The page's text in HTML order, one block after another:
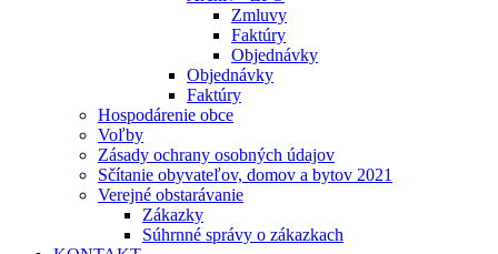
Zmluvy
Faktúry
Objednávky
Objednávky
Faktúry
Hospodárenie obce
Voľby
Zásady ochrany osobných údajov
Sčítanie obyvateľov, domov a bytov 2021
Verejné obstarávanie
Zákazky
Súhrnné správy o zákazkach